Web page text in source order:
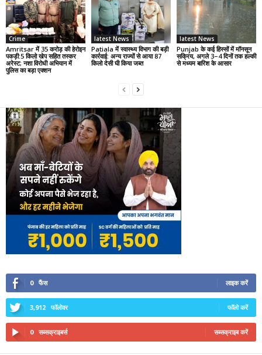
Crime
Amritsar में 35 करोड़ की हेरोइन
पकड़ी:5 किलो खेप सहित तस्कर
अरेस्ट; नशा विरोधी अभियान में
पुलिस का बड़ा एक्शन
latest News
Patiala में स्वास्थ्य विभाग की बड़ी
कार्रवाई: अन्य राज्यों से आया 87
किलो देसी घी किया जब्त
latest News
Punjab के कई हिस्सों में मॉनसून
सक्रिय, अगले 3–4 दिनों तक हल्की
से मध्यम बारिश के आसार
0 फैंस लाइक करें
3,912 फॉलोवर फॉलो करें
0 सब्सक्राइबर्स सब्सक्राइब करें